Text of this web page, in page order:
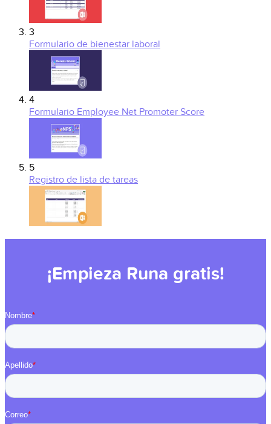
3
Formulario de bienestar laboral
4
Formulario Employee Net Promoter Score
5
Registro de lista de tareas
¡Empieza Runa gratis!